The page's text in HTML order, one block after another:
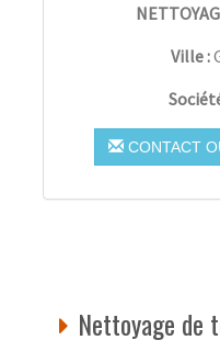
Ville :
CONTACT
Nettoyage de